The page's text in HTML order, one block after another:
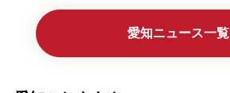
に大注目
愛知ニュース一覧